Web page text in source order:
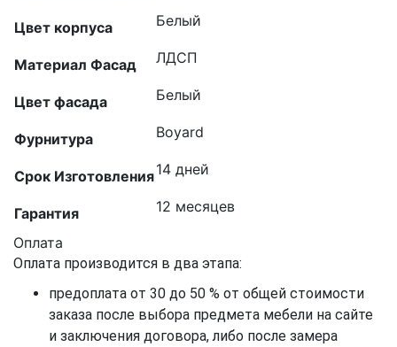
Цвет корпуса Белый
Материал Фасад ЛДСП
Цвет фасада Белый
Фурнитура Boyard
Срок Изготовления14 дней
Гарантия 12 месяцев
Оплата
Оплата производится в два этапа:
предоплата от 30 до 50 % от общей стоимости
заказа после выбора предмета мебели на сайте
и заключения договора, либо после замера